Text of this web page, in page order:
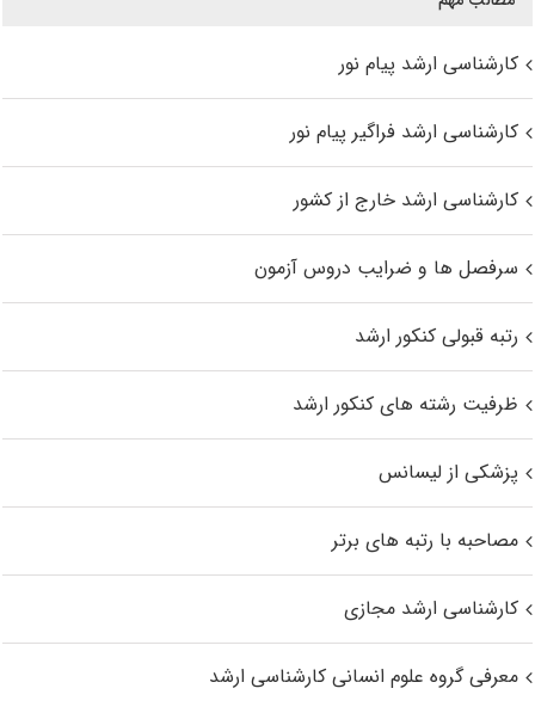
کارشناسی ارشد پیام نور
کارشناسی ارشد فراگیر پیام نور
کارشناسی ارشد خارج از کشور
سرفصل ها و ضرایب دروس آزمون
رتبه قبولی کنکور ارشد
ظرفیت رشته های کنکور ارشد
پزشکی از لیسانس
مصاحبه با رتبه های برتر
کارشناسی ارشد مجازی
معرفی گروه علوم انسانی کارشناسی ارشد